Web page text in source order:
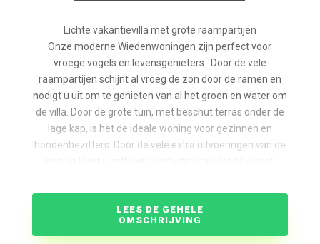
Lichte vakantievilla met grote raampartijen
Onze moderne Wiedenwoningen zijn perfect voor
vroege vogels en levensgenieters . Door de vele
raampartijen schijnt al vroeg de zon door de ramen en
nodigt u uit om te genieten van al het groen en water om
de villa. Door de grote tuin, met beschut terras onder de
lage kap, is het de ideale woning voor gezinnen en
hondenbezitters. Door de vele extra uitvoeringen van de
de eerste verdieping, die vanuit het bed uitzicht biedt
over het water.
De Wieden voor 6 personen is er in de volgende drie
LEES DE GEHELE
OMSCHRIJVING